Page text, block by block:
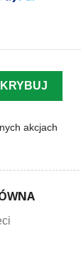
akcjach